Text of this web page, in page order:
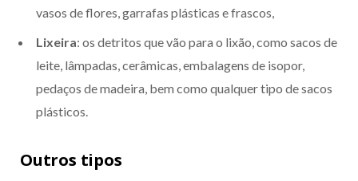
vasos de flores, garrafas plásticas e frascos,
Lixeira: os detritos que vão para o lixão, como sacos de
leite, lâmpadas, cerâmicas, embalagens de isopor,
pedaços de madeira, bem como qualquer tipo de sacos
plásticos.
Outros tipos